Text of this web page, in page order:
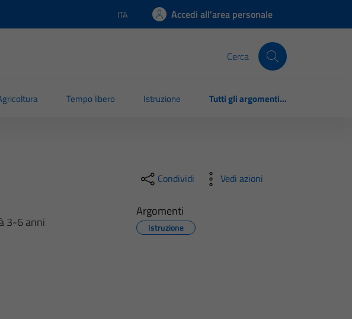
Lingua attiva:
ITA Accedi all'area personale
Cerca
Tempo libero Istruzione Tutti gli argomenti...
3-6 anni
Condividi Vedi azioni
Argomenti
Istruzione